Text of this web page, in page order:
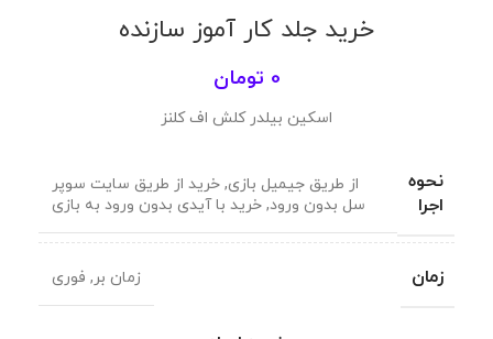
خرید جلد کار آموز سازنده
0 تومان
اسکین بیلدر کلش اف کلنز
نحوه
اجرا
از طریق جیمیل بازی, خرید از طریق سایت سوپر
سل بدون ورود, خرید با آیدی بدون ورود به بازی
زمان زمان بر, فوری